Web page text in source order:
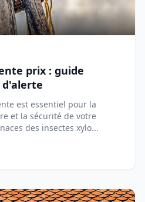
prix : guide
est essentiel pour la
et la sécurité de votre
des insectes xylo...